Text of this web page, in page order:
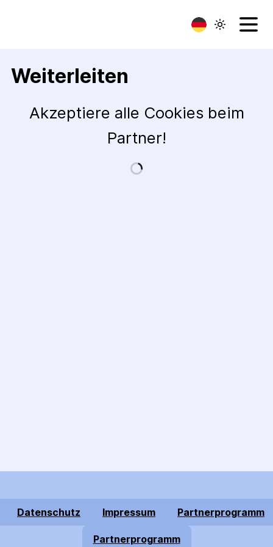
Weiterleiten
Akzeptiere alle Cookies beim
Partner!
Datenschutz Impressum Partnerprogramm
Partnerprogramm